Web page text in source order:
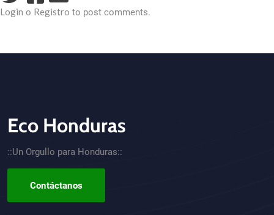
Login o Registro to post comments.
CTA - Footer
Eco Honduras
::Un Orgullo para Honduras::
Contáctanos